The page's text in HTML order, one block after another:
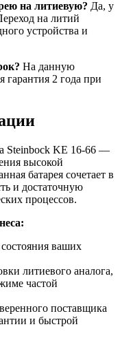
на литиевую? Да, у
на литий
устройства и
На данную
гарантия 2 года при
Steinbock KE 16-66 —
высокой
батарея сочетает в
и достаточную
процессов.
ваших
литиевого аналога,
частой
поставщика
и быстрой